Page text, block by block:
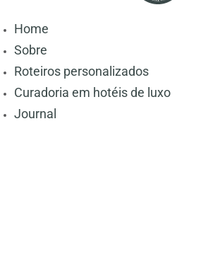
Home
Sobre
Roteiros personalizados
Curadoria em hotéis de luxo
Journal